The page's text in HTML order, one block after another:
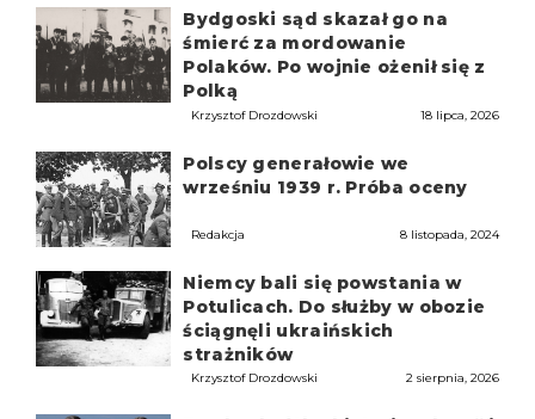
Bydgoski sąd skazał go na
śmierć za mordowanie
Polaków. Po wojnie ożenił się z
Polką
Krzysztof Drozdowski 18 lipca, 2026
Polscy generałowie we
wrześniu 1939 r. Próba oceny
Redakcja 8 listopada, 2024
Niemcy bali się powstania w
Potulicach. Do służby w obozie
ściągnęli ukraińskich
strażników
Krzysztof Drozdowski 2 sierpnia, 2026